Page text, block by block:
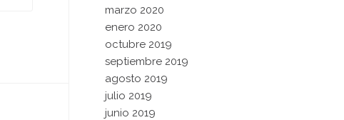
marzo 2020
enero 2020
octubre 2019
septiembre 2019
agosto 2019
julio 2019
junio 2019